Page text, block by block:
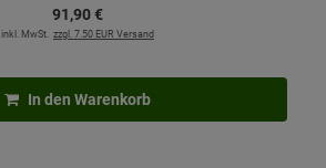
91,90€
inkl. MwSt. zzgl. 7.50 EUR Versand
In den Warenkorb